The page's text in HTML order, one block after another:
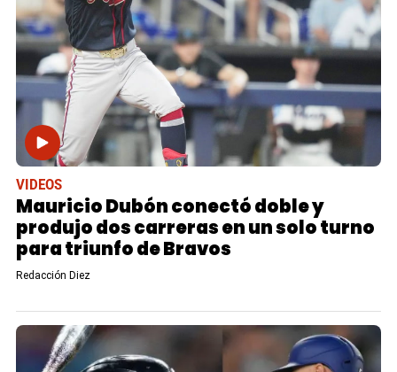
VIDEOS
Mauricio Dubón conectó doble y
produjo dos carreras en un solo turno
para triunfo de Bravos
Redacción Diez